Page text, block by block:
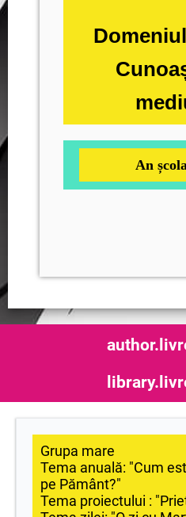
An
Grupa mare
Tema anuală: "Cum
pe Pământ?"
Tema proiectului :